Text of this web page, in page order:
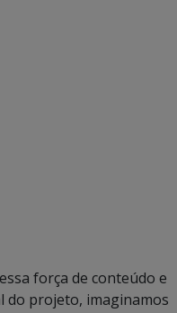
força de conteúdo e
do projeto, imaginamos